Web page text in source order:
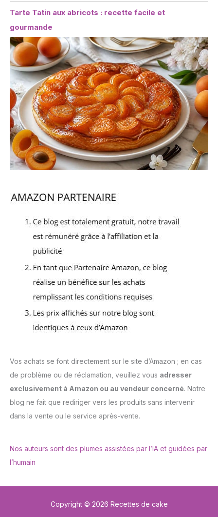
Tarte Tatin aux abricots : recette facile et
gourmande
Vos achats se font directement sur le site d’Amazon ; en cas
de problème ou de réclamation, veuillez vous adresser
exclusivement à Amazon ou au vendeur concerné. Notre
blog ne fait que rediriger vers les produits sans intervenir
dans la vente ou le service après-vente.
Nos auteurs sont des plumes assistées par l’IA et guidées par
l’humain
Copyright © 2026 Recettes de cake